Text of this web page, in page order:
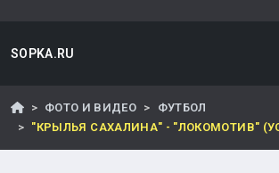
SOPKA.RU
ФОТО И ВИДЕО
ФУТБОЛ
"КРЫЛЬЯ САХАЛИНА" - "ЛОКОМОТИВ"